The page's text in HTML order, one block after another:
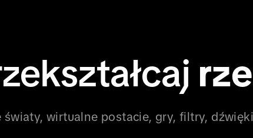
światy, wirtualne postacie, gry, filtry,